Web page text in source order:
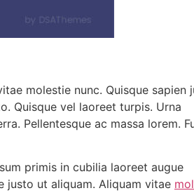
molestie nunc. Quisque sapien
Quisque vel laoreet turpis. Urna
Pellentesque ac massa lorem.
primis in cubilia laoreet augue
justo ut aliquam. Aliquam vitae